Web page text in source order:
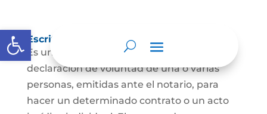
Abrir barra de herramientas
Escritura Pública
Es un documento que contiene la
declaración de voluntad de una o varias
personas, emitidas ante el notario, para
hacer un determinado contrato o un acto